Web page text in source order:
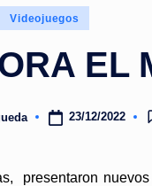
Videojuegos
EL
23/12/2022
presentaron